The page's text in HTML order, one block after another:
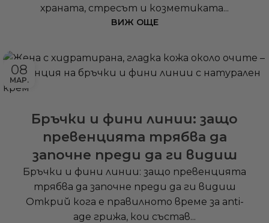
храната, стресът и козметиката...
ВИЖ ОЩЕ
08
МАР.
Бръчки и фини линии: защо
превенцията трябва да
започне преди да ги видиш
Бръчки и фини линии: защо превенцията
трябва да започне преди да ги видиш
Открий кога е правилното време за anti-
age грижа, кои състав...